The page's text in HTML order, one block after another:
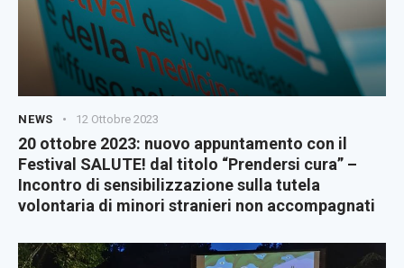
NEWS 12 Ottobre 2023
20 ottobre 2023: nuovo appuntamento con il
Festival SALUTE! dal titolo “Prendersi cura” –
Incontro di sensibilizzazione sulla tutela
volontaria di minori stranieri non accompagnati